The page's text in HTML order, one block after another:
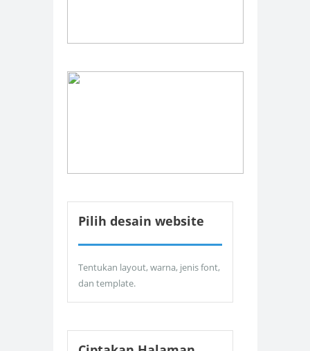
Pilih desain website
Tentukan layout, warna, jenis font,
dan template.